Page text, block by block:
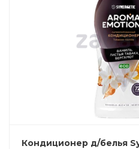
Кондиционер д/белья